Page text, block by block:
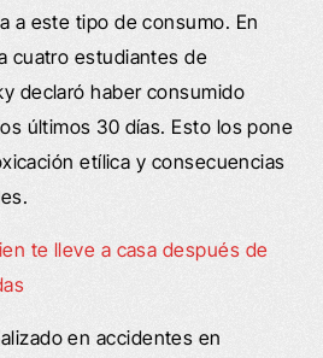
a este tipo de consumo. En
cuatro estudiantes de
declaró haber consumido
últimos 30 días. Esto los pone
etílica y consecuencias
te lleve a casa después de
en accidentes en